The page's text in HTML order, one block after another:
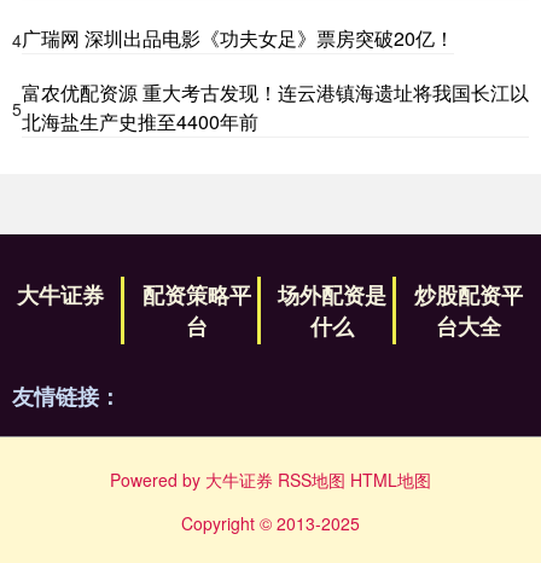
4广瑞网 深圳出品电影《功夫女足》票房突破20亿！
5
富农优配资源 重大考古发现！连云港镇海遗址将我国长江以
北海盐生产史推至4400年前
大牛证券
配资策略平
台
场外配资是
什么
炒股配资平
台大全
友情链接：
Powered by 大牛证券 RSS地图 HTML地图
Copyright © 2013-2025